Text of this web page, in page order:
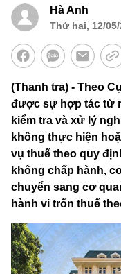
Hà Anh
Thứ hai, 12/
(Thanh tra) - Theo
được sự hợp tác từ
kiểm tra và xử lý
không thực hiện
vụ thuế theo quy
không chấp hành,
chuyển sang cơ
hành vi trốn thuế